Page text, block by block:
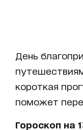
День
короткая
поможет
Гороскоп на